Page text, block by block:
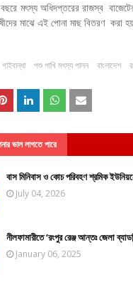
মৎস্য অধিদপ্তরের রাজস্ব
মাঝে এই পোনা মাছ বিতরণ করা
গাইবান্ধা পশু পাখি মৎস্য পালন বাংলাদেশ
ভাল লাগতে পারে
বাস মিনিবাস ও কোচ পরিবহণ শ্রমিক
July 04, 2026
নীলফামারীতে ‘রংপুর রেঞ্জ আন্তঃ জেলা
January 06, 2025